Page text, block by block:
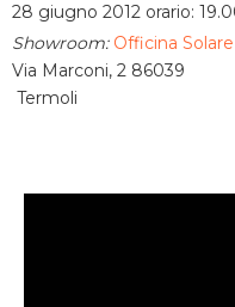
28 giugno 2012 orario:
Showroom: Officina
Via Marconi, 2 86039
Termoli